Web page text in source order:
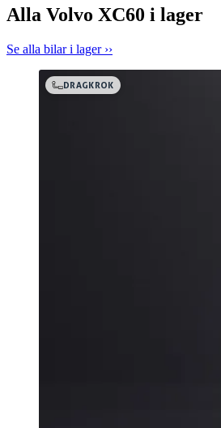
Alla Volvo XC60 i lager
Se alla bilar i lager ››
DRAGKROK